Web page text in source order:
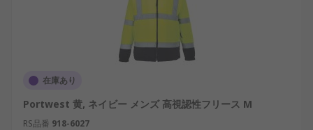
在庫あり
Portwest 黄, ネイビー メンズ 高視認性フリース M
RS品番 918-6027